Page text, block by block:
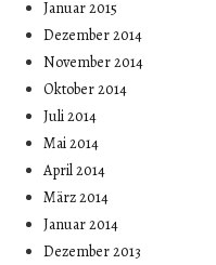
Januar 2015
Dezember 2014
November 2014
Oktober 2014
Juli 2014
Mai 2014
April 2014
März 2014
Januar 2014
Dezember 2013